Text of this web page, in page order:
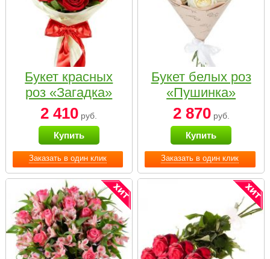
Заказать в один клик
Букет красных
роз «Загадка»
2 410 руб.
Купить
Заказать в один клик
Букет белых роз
«Пушинка»
2 870руб.
Купить